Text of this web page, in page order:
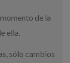
de la
ella.
sólo cambios